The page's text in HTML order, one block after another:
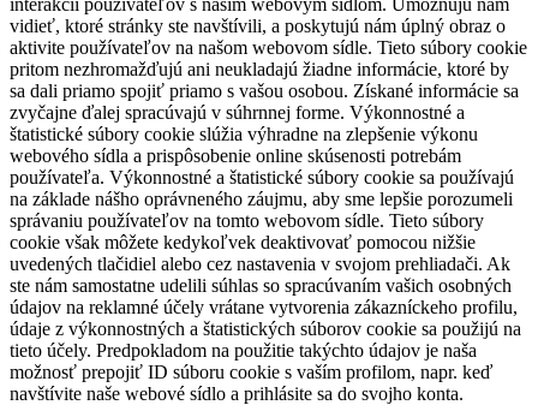
vidieť, ktoré stránky ste navštívili, a poskytujú nám úplný obraz o
aktivite používateľov na našom webovom sídle. Tieto súbory cookie
pritom nezhromažďujú ani neukladajú žiadne informácie, ktoré by
sa dali priamo spojiť priamo s vašou osobou. Získané informácie sa
zvyčajne ďalej spracúvajú v súhrnnej forme. Výkonnostné a
štatistické súbory cookie slúžia výhradne na zlepšenie výkonu
webového sídla a prispôsobenie online skúsenosti potrebám
používateľa. Výkonnostné a štatistické súbory cookie sa používajú
na základe nášho oprávneného záujmu, aby sme lepšie porozumeli
správaniu používateľov na tomto webovom sídle. Tieto súbory
cookie však môžete kedykoľvek deaktivovať pomocou nižšie
uvedených tlačidiel alebo cez nastavenia v svojom prehliadači. Ak
ste nám samostatne udelili súhlas so spracúvaním vašich osobných
údajov na reklamné účely vrátane vytvorenia zákazníckeho profilu,
údaje z výkonnostných a štatistických súborov cookie sa použijú na
tieto účely. Predpokladom na použitie takýchto údajov je naša
možnosť prepojiť ID súboru cookie s vaším profilom, napr. keď
navštívite naše webové sídlo a prihlásite sa do svojho konta.